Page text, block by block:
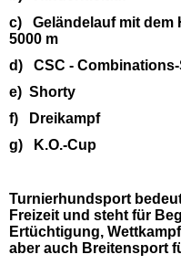
c) Geländelauf mit dem
5000 m
d) CSC -
e) Shorty
f) Dreikampf
g) K.O.-Cup
Turnierhundsport
Freizeit und steht für
Ertüchtigung,
aber auch Breitensport